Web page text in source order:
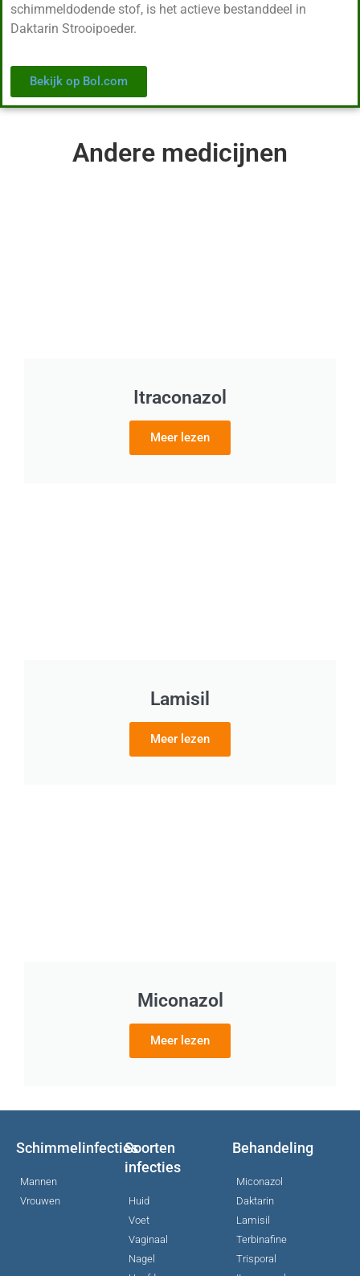
schimmeldodende stof, is het actieve bestanddeel in
Daktarin Strooipoeder.
Bekijk op Bol.com
Andere medicijnen
Itraconazol
Meer lezen
Lamisil
Meer lezen
Miconazol
Meer lezen
Schimmelinfecties
Mannen
Vrouwen
Soorten
infecties
Huid
Voet
Vaginaal
Nagel
Behandeling
Miconazol
Daktarin
Lamisil
Terbinafine
Trisporal